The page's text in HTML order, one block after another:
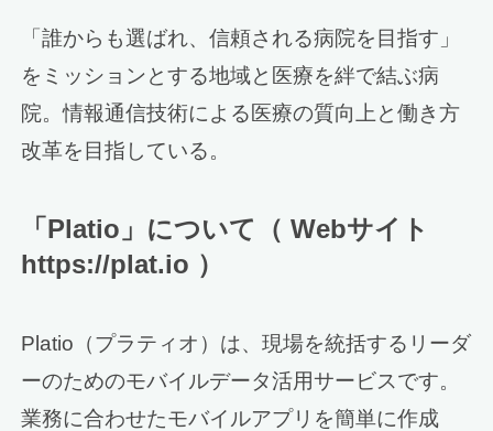
「誰からも選ばれ、信頼される病院を目指す」
をミッションとする地域と医療を絆で結ぶ病
院。情報通信技術による医療の質向上と働き方
改革を目指している。
「Platio」について（ Webサイト
https://plat.io ）
Platio（プラティオ）は、現場を統括するリーダ
ーのためのモバイルデータ活用サービスです。
業務に合わせたモバイルアプリを簡単に作成